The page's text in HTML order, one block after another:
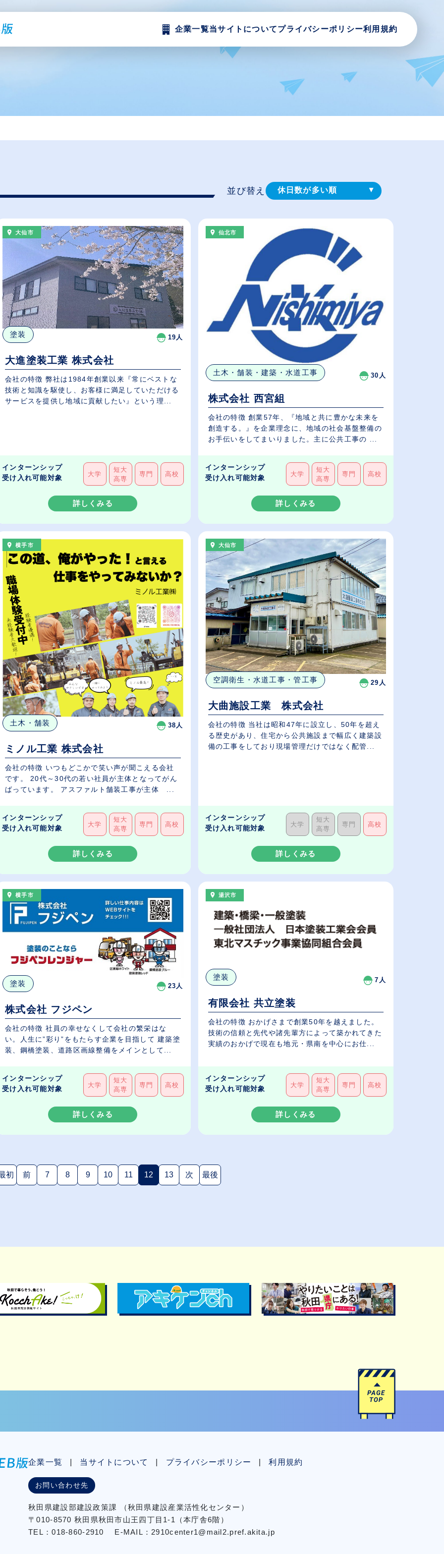
企業一覧当サイトについてプライバシーポリシー利用規約
並び替え 休日数が多い順
給与が高い順
（⾼卒の給与を基準）
従業員が多い順
大仙市
塗装 19人
大進塗装工業 株式会社
会社の特徴 弊社は1984年創業以来『常にベストな
技術と知識を駆使し、お客様に満足していただける
サービスを提供し地域に貢献したい』という理...
インターンシップ
受け入れ可能対象
大学
短大
高専
専門 高校
詳しくみる
仙北市
土木・舗装・建築・水道工事 30人
株式会社 西宮組
会社の特徴 創業57年、『地域と共に豊かな未来を
創造する。』を企業理念に、地域の社会基盤整備の
お手伝いをしてまいりました。主に公共工事の ...
インターンシップ
受け入れ可能対象
大学
短大
高専
専門 高校
詳しくみる
横手市
土木・舗装 38人
ミノル工業 株式会社
会社の特徴 いつもどこかで笑い声が聞こえる会社
です。 20代～30代の若い社員が主体となってがん
ばっています。 アスファルト舗装工事が主体 ...
インターンシップ
受け入れ可能対象
大学
短大
高専
専門 高校
詳しくみる
大仙市
空調衛生・水道工事・管工事 29人
大曲施設工業 株式会社
会社の特徴 当社は昭和47年に設立し、50年を超え
る歴史があり、住宅から公共施設まで幅広く建築設
備の工事をしており現場管理だけではなく配管...
インターンシップ
受け入れ可能対象
大学
短大
高専
専門 高校
詳しくみる
横手市
塗装 23人
株式会社 フジペン
会社の特徴 社員の幸せなくして会社の繁栄はな
い。人生に”彩り”をもたらす企業を目指して 建築塗
装、鋼橋塗装、道路区画線整備をメインとして...
インターンシップ
受け入れ可能対象
大学
短大
高専
専門 高校
詳しくみる
湯沢市
塗装 7人
有限会社 共立塗装
会社の特徴 おかげさまで創業50年を越えました。
技術の信頼と先代や諸先輩方によって築かれてきた
実績のおかげで現在も地元・県南を中心にお仕...
インターンシップ
受け入れ可能対象
大学
短大
高専
専門 高校
詳しくみる
初 前 7 8 9 10 11 12(現在のページ)
13 次 最後
企業一覧 当サイトについて プライバシーポリシー 利用規約
お問い合わせ先
秋⽥県建設部建設政策課
（秋⽥県建設産業活性化センター）
〒010-8570 秋田県秋田市⼭王四丁⽬1-1（本庁舎6階）
TEL：018-860-2910 E-MAIL：2910center1@mail2.pref.akita.jp